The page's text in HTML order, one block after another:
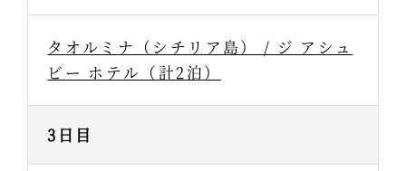
タオルミナ（シチリア島） / ジ アシュ
ビー ホテル（計2泊）
3日目